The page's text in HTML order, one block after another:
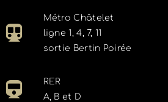
Métro Châtelet
ligne 1, 4, 7, 11
sortie Bertin Poirée
RER
A, B et D